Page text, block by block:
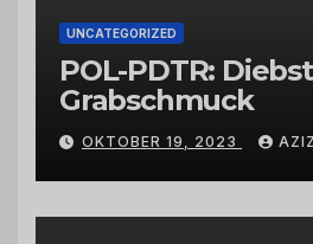
UNCATEGORIZED
POL-PDTR:
Grabschmuck
OKTOBER 19, 2023 AZIZ